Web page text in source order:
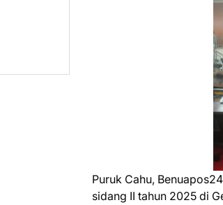
Puruk Cahu,
sidang II tahun 2025 di